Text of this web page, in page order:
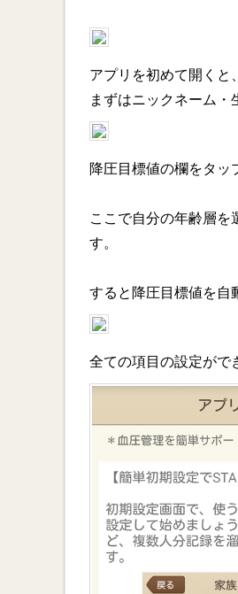
アプリを初めて開くと
まずはニックネーム・
降圧目標値の欄をタッ
ここで自分の年齢層を
す。
すると降圧目標値を自
全ての項目の設定がで